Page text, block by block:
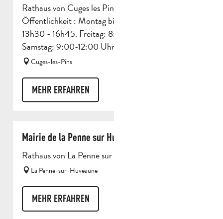
Rathaus von Cuges les Pins Öffnungszeiten für die
Öffentlichkeit : Montag bis Donnerstag: 8h-12h /
13h30 - 16h45. Freitag: 8:00-12:00 Uhr /
Samstag: 9:00-12:00 Uhr (außer...
Cuges-les-Pins
MEHR ERFAHREN
Mairie de la Penne sur Huveaune
Rathaus von La Penne sur Huveaune
La Penne-sur-Huveaune
MEHR ERFAHREN